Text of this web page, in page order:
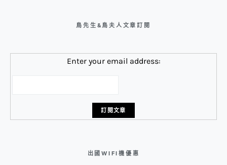
鳥先生&鳥夫人文章訂閱
Enter your email address:
出國WIFI機優惠